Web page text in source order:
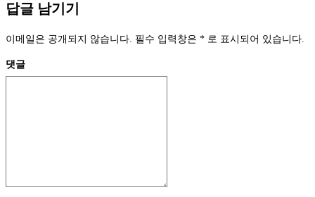
답글 남기기
이메일은 공개되지 않습니다. 필수 입력창은 * 로 표시되어 있습니다.
댓글